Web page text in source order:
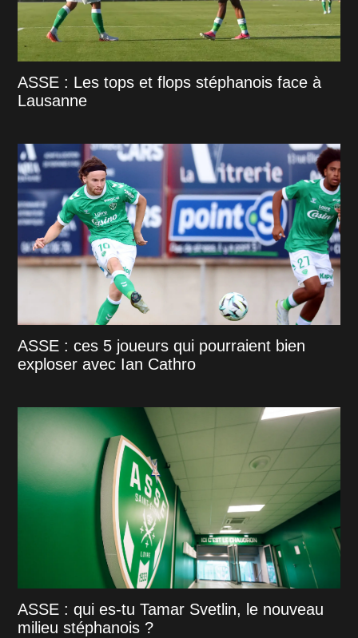
ASSE : Les tops et flops stéphanois face à
Lausanne
ASSE : ces 5 joueurs qui pourraient bien
exploser avec Ian Cathro
ASSE : qui es-tu Tamar Svetlin, le nouveau
milieu stéphanois ?